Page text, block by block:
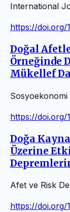
International
https://doi.org/
Doğal
Örneğinde
Mükellef
Sosyoekonomi
https://doi.org/
Doğa
Üzerine
Afet ve Risk
https://doi.org/